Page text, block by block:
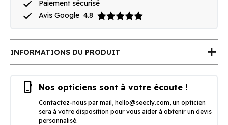
done Paiement sécurisé
done Avis Google 4.8
INFORMATIONS DU PRODUIT add
phone_iphone Nos opticiens sont à votre écoute !
Contactez-nous par mail, hello@seecly.com, un opticien
sera à votre disposition pour vous aider à obtenir un devis
personnalisé.